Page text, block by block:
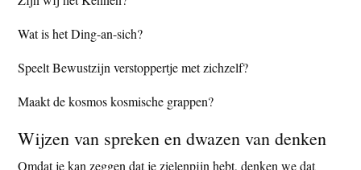
Wat is het Ding-an-sich?
Speelt Bewustzijn verstoppertje met zichzelf?
Maakt de kosmos kosmische grappen?
Wijzen van spreken en dwazen van denken
Omdat je kan zeggen dat je zielenpijn hebt, denken we dat